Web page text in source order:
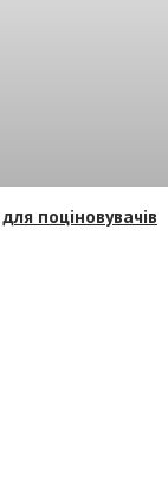
поціновувачів